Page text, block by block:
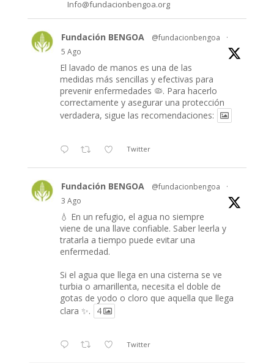
Info@fundacionbengoa.org
Fundación BENGOA @fundacionbengoa
·
5 Ago
El lavado de manos es una de las
medidas más sencillas y efectivas para
prevenir enfermedades 🦠. Para hacerlo
correctamente y asegurar una protección
verdadera, sigue las recomendaciones:
Twitter
Fundación BENGOA @fundacionbengoa
·
3 Ago
💧 En un refugio, el agua no siempre
viene de una llave confiable. Saber leerla y
tratarla a tiempo puede evitar una
enfermedad.
Si el agua que llega en una cisterna se ve
turbia o amarillenta, necesita el doble de
gotas de yodo o cloro que aquella que llega
clara ✨.
4
Twitter